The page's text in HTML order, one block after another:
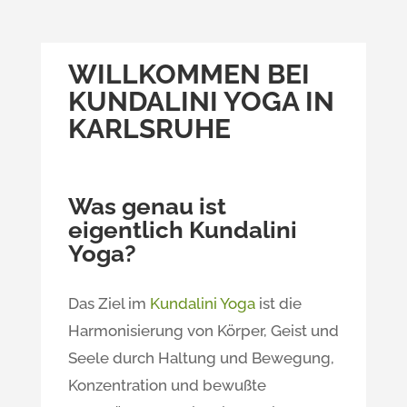
WILLKOMMEN BEI
KUNDALINI YOGA IN
KARLSRUHE
Was genau ist
eigentlich Kundalini
Yoga?
Das Ziel im Kundalini Yogaist die
Harmonisierung von Körper, Geist und
Seele durch Haltung und Bewegung,
Konzentration und bewußte